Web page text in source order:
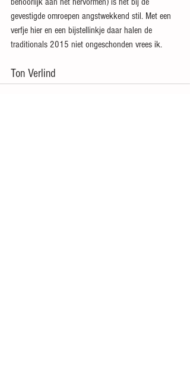
gevestigde omroepen angstwekkend stil. Met een
verfje hier en een bijstellinkje daar halen de
traditionals 2015 niet ongeschonden vrees ik.
Ton Verlind